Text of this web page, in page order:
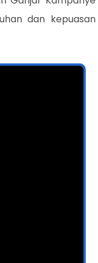
dan kepuasan